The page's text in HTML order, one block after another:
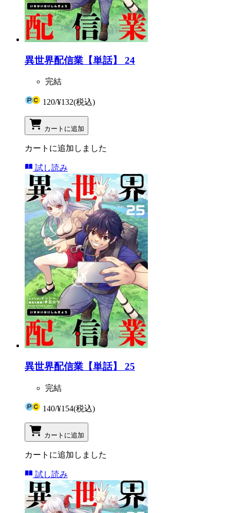
異世界配信業【単話】 24
完結
120/¥132(税込)
カートに追加
カートに追加しました
試し読み
異世界配信業【単話】 25
完結
140/¥154(税込)
カートに追加
カートに追加しました
試し読み